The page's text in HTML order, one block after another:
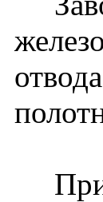
При